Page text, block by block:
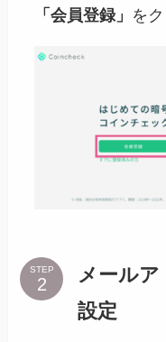
「会員登録」 を
STEP
メール
設定